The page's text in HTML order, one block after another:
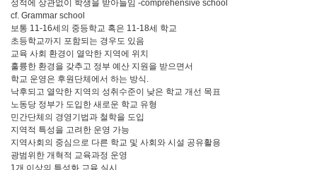
성적에 상관없이 학생을 받아들임 -comprehensive school
cf. Grammar school
보통 11-16세의 중등학교 혹은 11-18세 학교
초등학교까지 포함되는 경우도 있음
교육 사회 환경이 열악한 지역에 위치
훌륭한 환경을 갖추고 정부 예산 지원을 받으면서
학교 운영은 후원단체에서 하는 방식.
낙후되고 열악한 지역의 성취수준이 낮은 학교 개선 목표
노동당 정부가 도입한 새로운 학교 유형
민간단체의 경영기법과 철학을 도입
지역적 특성을 고려한 운영 가능
지역사회의 중심으로 다른 학교 및 사회와 시설 공유활용
광범위한 개혁적 교육과정 운영
1개 이상의 특성화 교육 실시